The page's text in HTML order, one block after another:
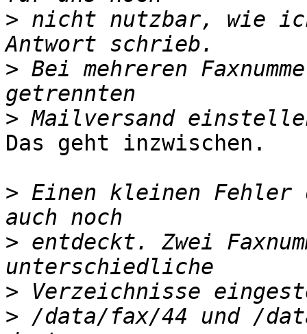
> nicht nutzbar, wie
> Bei mehreren
>
Das geht inzwischen.
> Einen kleinen
> entdeckt. Zwei
>
> /data/fax/44 und /